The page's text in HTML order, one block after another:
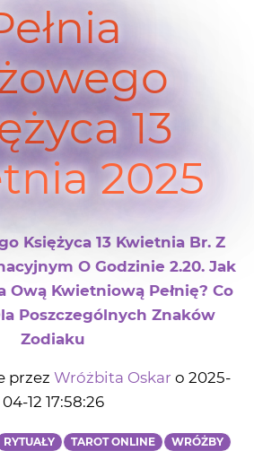
13
2025
Księżyca 13 Kwietnia Br. Z
O Godzinie 2.20. Jak
Ową Kwietniową Pełnię? Co
Poszczególnych Znaków
Zodiaku
przez Wróżbita Oskar o 2025-
04-12 17:58:26
RYTUAŁY TAROT ONLINE WRÓŻBY